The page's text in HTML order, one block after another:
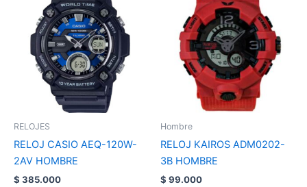
RELOJES
RELOJ CASIO AEQ-120W-
2AV HOMBRE
$ 385.000
Hombre
RELOJ KAIROS ADM0202-
3B HOMBRE
$ 99.000